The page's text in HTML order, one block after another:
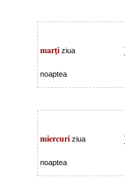
marţi ziua
noaptea
miercuri ziua
noaptea